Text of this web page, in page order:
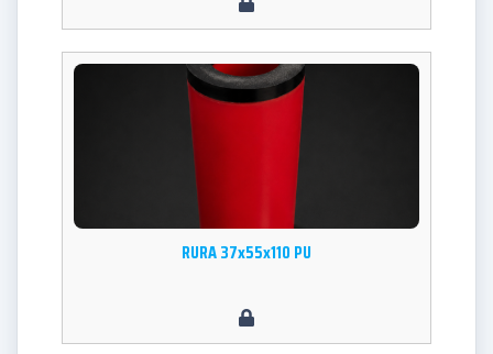
RURA 37x55x110 PU